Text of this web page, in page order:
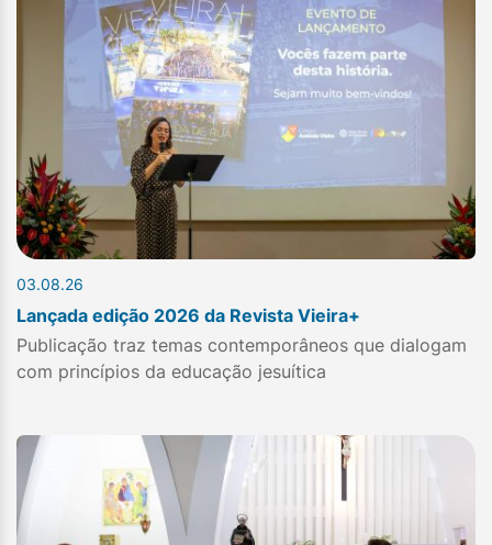
03.08.26
Lançada edição 2026 da Revista Vieira+
Publicação traz temas contemporâneos que dialogam
com princípios da educação jesuítica